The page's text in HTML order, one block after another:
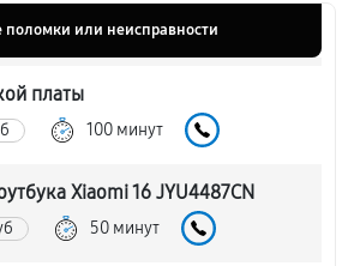
поломки или неисправности
платы
100 минут
Xiaomi 16 JYU4487CN
50 минут